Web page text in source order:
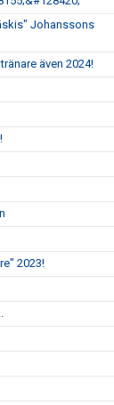
Johanssons
även 2024!
2023!